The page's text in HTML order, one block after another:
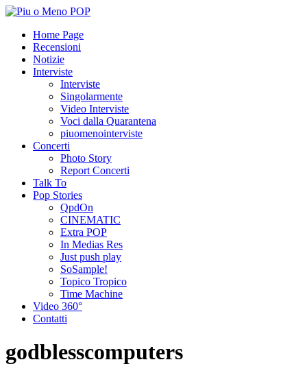
Home Page
Recensioni
Notizie
Interviste
Interviste
Singolarmente
Video Interviste
Voci dalla Quarantena
piuomenointerviste
Concerti
Photo Story
Report Concerti
Talk To
Pop Stories
QpdOn
CINEMATIC
Extra POP
In Medias Res
Just push play
SoSample!
Topico Tropico
Time Machine
Video 360°
Contatti
godblesscomputers